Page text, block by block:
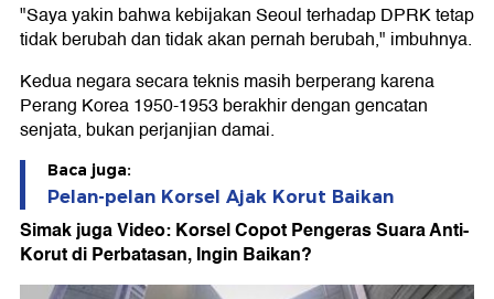
"Saya yakin bahwa kebijakan Seoul terhadap DPRK tetap
tidak berubah dan tidak akan pernah berubah," imbuhnya.
Kedua negara secara teknis masih berperang karena
Perang Korea 1950-1953 berakhir dengan gencatan
senjata, bukan perjanjian damai.
Baca juga:
Pelan-pelan Korsel Ajak Korut Baikan
Simak juga Video: Korsel Copot Pengeras Suara Anti-
Korut di Perbatasan, Ingin Baikan?